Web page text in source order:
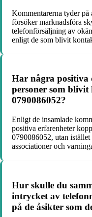
Kommentarerna tyder
försöker marknadsföra
telefonförsäljning av
enligt de som blivit
Har några positiva
personer som
0790086052?
Enligt de insamlade
positiva erfarenheter
0790086052, utan
associationer och
Hur skulle du
intrycket av
på de åsikter som